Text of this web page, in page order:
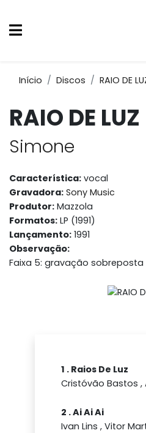
Início Discos RAIO DE
RAIO DE LUZ
Simone
Característica: vocal
Gravadora: Sony Music
Produtor: Mazzola
Formatos: LP (1991)
Lançamento: 1991
Observação:
Faixa 5: gravação sobreposta
1 . Raios De Luz
Cristóvão Bastos ,
2 . Ai Ai Ai
Ivan Lins , Vitor